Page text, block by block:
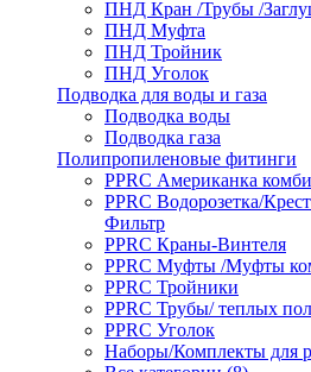
ПНД Кран /Трубы /
ПНД Муфта
ПНД Тройник
ПНД Уголок
Подводка для воды и газа
Подводка воды
Подводка газа
Полипропиленовые фитинги
PPRC Американка
PPRC Водорозетка/
Фильтр
PPRC Краны-Винтеля
PPRC Муфты /Муфты
PPRC Тройники
PPRC Трубы/ теплых
PPRC Уголок
Наборы/Комплекты для